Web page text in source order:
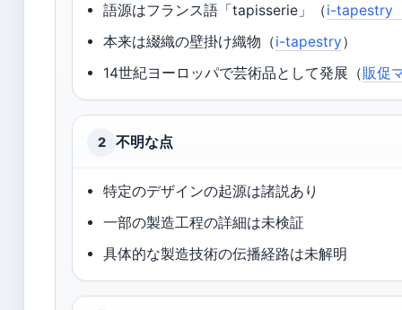
語源はフランス語「tapisserie」（i-tapestry
本来は綴織の壁掛け織物（i-tapestry）
14世紀ヨーロッパで芸術品として発展（販促
2 不明な点
特定のデザインの起源は諸説あり
一部の製造工程の詳細は未検証
具体的な製造技術の伝播経路は未解明